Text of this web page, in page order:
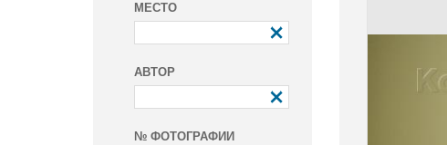
МЕСТО
АВТОР
№ ФОТОГРАФИИ